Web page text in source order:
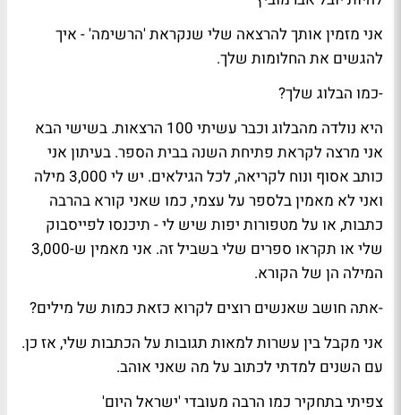
אני מזמין אותך להרצאה שלי שנקראת 'הרשימה' - איך
להגשים את החלומות שלך.
-כמו הבלוג שלך?
היא נולדה מהבלוג וכבר עשיתי 100 הרצאות. בשישי הבא
אני מרצה לקראת פתיחת השנה בבית הספר. בעיתון אני
כותב אסוף ונוח לקריאה, לכל הגילאים. יש לי 3,000 מילה
ואני לא מאמין בלספר על עצמי, כמו שאני קורא בהרבה
כתבות, או על מטפורות יפות שיש לי - תיכנסו לפייסבוק
שלי או תקראו ספרים שלי בשביל זה. אני מאמין ש-3,000
המילה הן של הקורא.
-אתה חושב שאנשים רוצים לקרוא כזאת כמות של מילים?
אני מקבל בין עשרות למאות תגובות על הכתבות שלי, אז כן.
עם השנים למדתי לכתוב על מה שאני אוהב.
צפיתי בתחקיר כמו הרבה מעובדי 'ישראל היום'